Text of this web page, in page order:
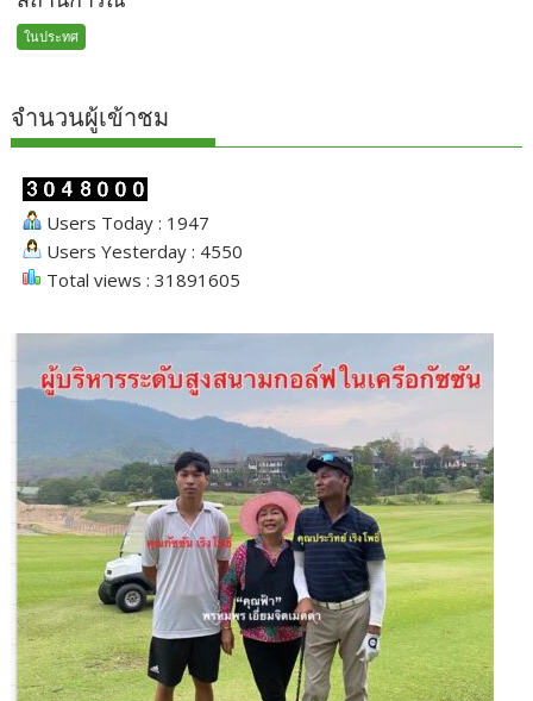
ในประทศ
จำนวนผู้เข้าชม
Users Today : 1947
Users Yesterday : 4550
Total views : 31891605